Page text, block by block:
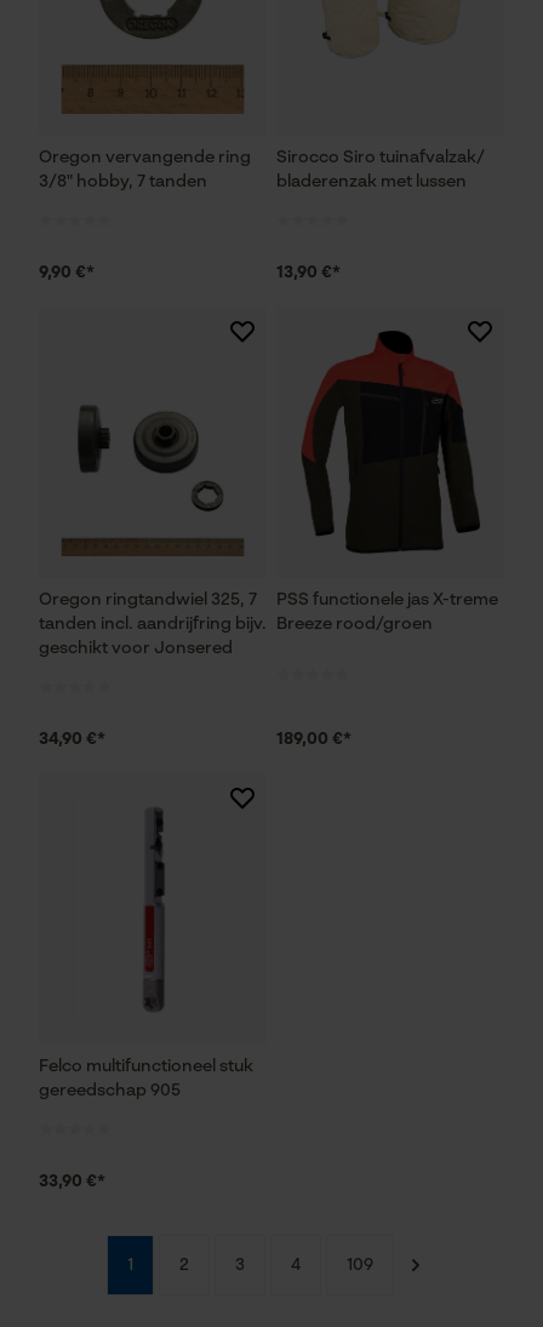
Oregon vervangende ring
3/8" hobby, 7 tanden
9,90 €*
Sirocco Siro tuinafvalzak/
bladerenzak met lussen
13,90 €*
Oregon ringtandwiel 325, 7
tanden incl. aandrijfring bijv.
geschikt voor Jonsered
34,90 €*
PSS functionele jas X-treme
Breeze rood/groen
189,00 €*
Felco multifunctioneel stuk
gereedschap 905
33,90 €*
1 2 3 4 109
Mouseflow Web Analytics Tool
Fact-Finder Tracking
Prestatie en functionele
Cookies
Gepersonaliseerde homepage
Opgeslagen winkelwagen
Persoonlijke begroeting
Geo-IP en gebruikersdetectie
YouTube-video's
Marketing Cookies
Google Global Site Tag
Event Tracking